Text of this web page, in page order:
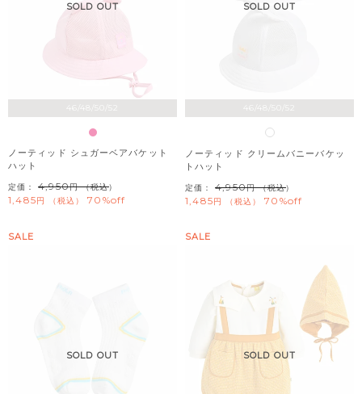
46/48/50/52
SOLD OUT
ノーティッド シュガーベアバケット
ハット
定価： 4,950 （税込）
1,485 税込 70%off
46/48/50/52
SOLD OUT
ノーティッド クリームバニーバケッ
トハット
定価： 4,950 （税込）
1,485 税込 70%off
SOLD OUT
SALE
SOLD OUT
SALE